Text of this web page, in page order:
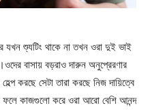
যখন শ্যুটিং থাকে না তখন ওরা দুই ভাই
বাসায় বড়রাও দারুন অনুপ্রেরণার
করছে সেটা তারা করছে নিজ দায়িত্বে
ফলে কাজগুলো করে ওরা আরো বেশি আনন্দ